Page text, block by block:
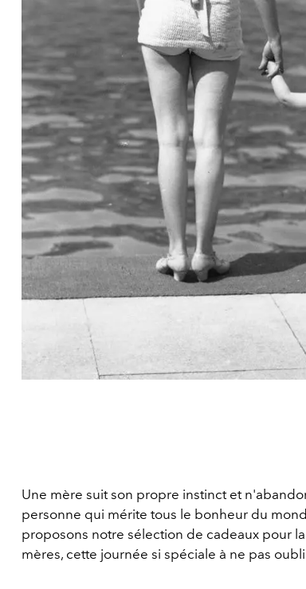
Une mère suit son propre instinct et
personne qui mérite tous le bonheur du
proposons notre sélection de cadeaux pour
mères, cette journée si spéciale à ne pas